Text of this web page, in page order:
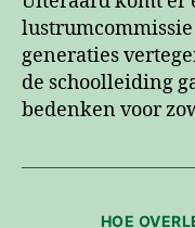
generaties
de schoolleiding
bedenken voor
HOE